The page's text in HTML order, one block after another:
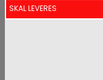
SKAL LEVERES